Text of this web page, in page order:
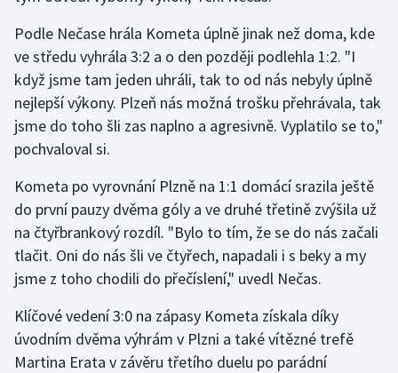
Triatlon
Veslování
Vodní slalom
Volejbal
Ostatní
Podle Nečase hrála Kometa úplně jinak než doma, kde
ve středu vyhrála 3:2 a o den později podlehla 1:2. "I
když jsme tam jeden uhráli, tak to od nás nebyly úplně
nejlepší výkony. Plzeň nás možná trošku přehrávala, tak
jsme do toho šli zas naplno a agresivně. Vyplatilo se to,"
pochvaloval si.
Kometa po vyrovnání Plzně na 1:1 domácí srazila ještě
do první pauzy dvěma góly a ve druhé třetině zvýšila už
na čtyřbrankový rozdíl. "Bylo to tím, že se do nás začali
tlačit. Oni do nás šli ve čtyřech, napadali i s beky a my
jsme z toho chodili do přečíslení," uvedl Nečas.
Klíčové vedení 3:0 na zápasy Kometa získala díky
úvodním dvěma výhrám v Plzni a také vítězné trefě
Martina Erata v závěru třetího duelu po parádní